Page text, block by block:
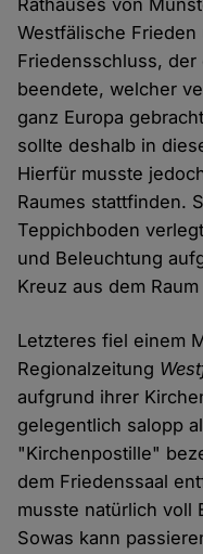
Rathauses von
Westfälische
Friedensschluss,
beendete, welcher
ganz Europa
sollte deshalb in
Hierfür musste
Raumes stattfinden.
Teppichboden
und Beleuchtung
Kreuz aus dem
Letzteres fiel einem
Regionalzeitung
aufgrund ihrer
gelegentlich salopp
"Kirchenpostille"
dem Friedenssaal
musste natürlich voll
Sowas kann